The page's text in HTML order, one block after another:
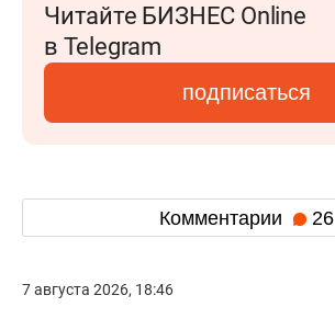
Читайте БИЗНЕС Online
в Telegram
подписаться
Комментарии 26
7 августа 2026, 18:46